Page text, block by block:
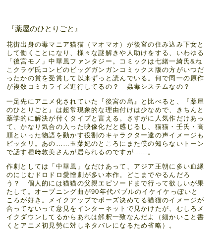
『薬屋のひとりごと』
花街出身の毒マニア猫猫（マオマオ）が後宮の住み込み下女と
して働くことになり、様々な謎解きや人助けをする、いわゆる
「後宮モノ」中華風ファンタジー。コミックは七緒一綺氏&ね
こクラゲ氏コンビのビッグガンガンコミックス版の方がいつだ
ったかの賞を受賞して以来ずっと読んでいる。何で同一の原作
が複数コミカライズ進行してるの？ 蟲毒システムなの？
一足先にアニメ化されていた『後宮の烏』と比べると、『薬屋
のひとりごと』は超常現象的な理由付けは少なめで、きちんと
薬学的に解決が付くタイプと言える。さすがに人気作だけあっ
て、かなり気合の入った映像化だと感じるし、猫猫・壬氏・高
順といった物語を動かす役割のキャラクター達の声イメージも
ピッタリ。あの……玉葉妃のところにまた僕の知らないトーン
で話す種﨑敦美さんが居られるのですが……。
作劇としては「中華風」なだけあって、アジア王朝に多い血縁
のにじむドロドロ愛憎劇が多い本作。どこまでやるんだろ
う？ 個人的には猫猫の父親エピソードまで行って欲しいが果
たして。オープニング曲が90年代バブルのイケイケっぽいと
ころが好き。メイクアップでポーズ決めてる猫猫のイメージが
合ってないって意見をインターネットで見かけたが、むしろメ
イクダウンしてるからあれは解釈一致なんだよ（細かいこと書
くとアニメ初見勢に対しネタバレになるため省略）。